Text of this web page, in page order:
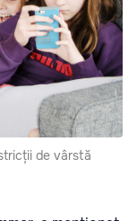
de vârstă